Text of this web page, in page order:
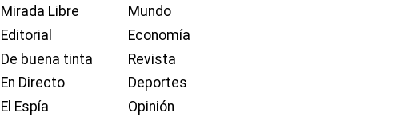
Mirada Libre
Editorial
De buena tinta
En Directo
El Espía
Mundo
Economía
Revista
Deportes
Opinión